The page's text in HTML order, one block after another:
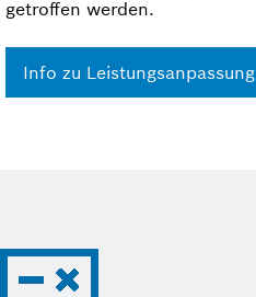
getroffen werden.
Info zu Leistungsanpassung